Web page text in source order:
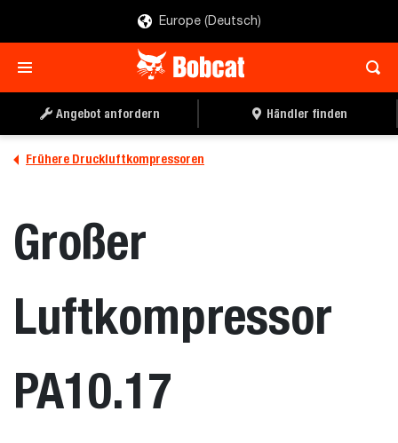
Europe (Deutsch)
Angebot anfordern Händler finden
Frühere Druckluftkompressoren
Großer
Luftkompressor
PA10.17